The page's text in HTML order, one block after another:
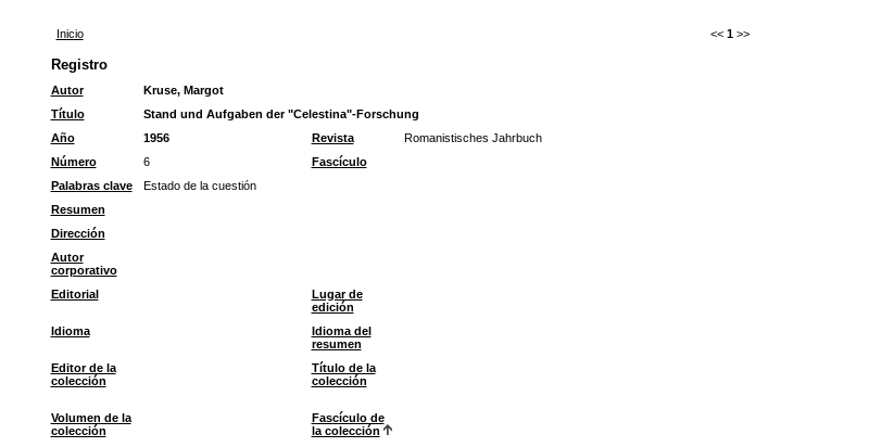
Inicio << 1 >>
Registro
Autor
Kruse, Margot
Título
Stand und Aufgaben der "Celestina"-Forschung
Año
1956 Revista Romanistisches Jahrbuch
Número
6 Fascículo
Palabras clave
Estado de la cuestión
Resumen
Dirección
Autor
corporativo
Editorial
Lugar de
edición
Idioma
Idioma del
resumen
Editor de la
colección
Título de la
colección
Volumen de la
colección
Fascículo de
la colección